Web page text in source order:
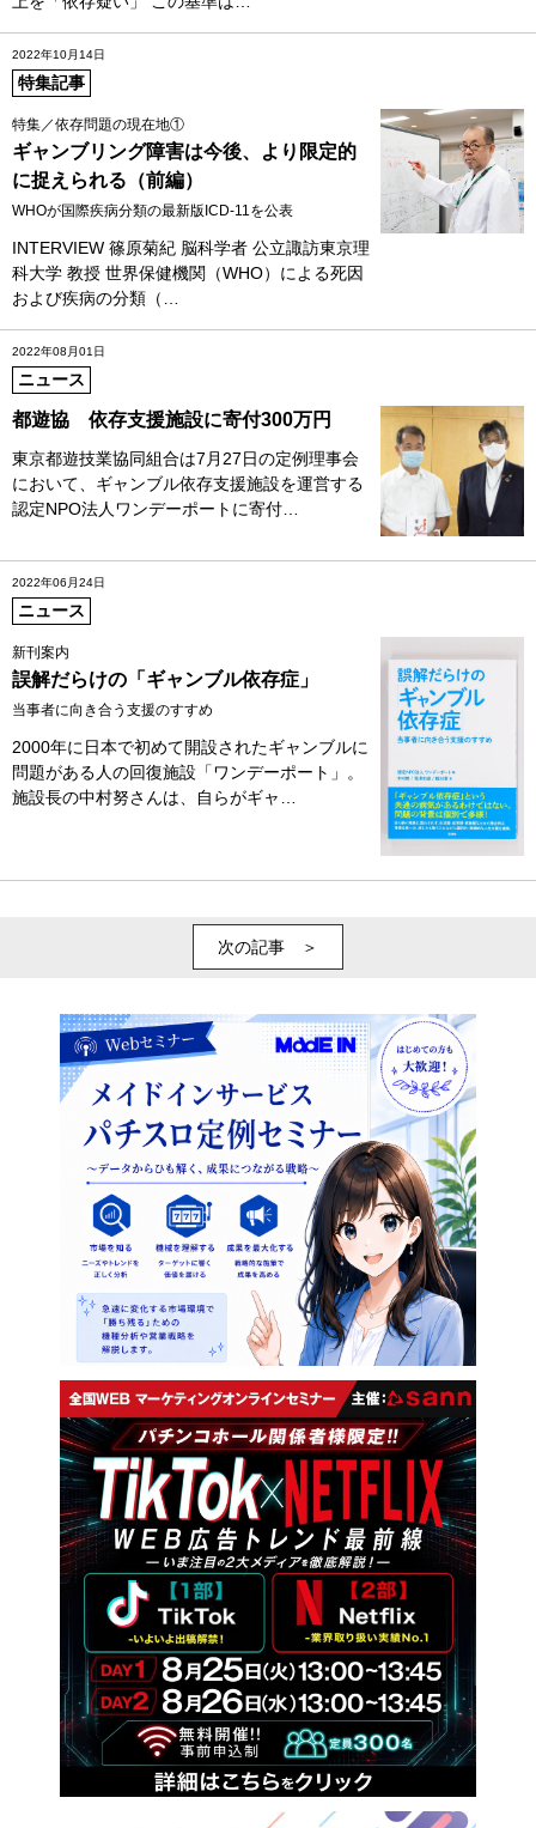
2022年10月14日
特集記事
特集／依存問題の現在地①
ギャンブリング障害は今後、より限定的
に捉えられる（前編）
WHOが国際疾病分類の最新版ICD‐11を公表
INTERVIEW 篠原菊紀 脳科学者 公立諏訪東京理
科大学 教授 世界保健機関（WHO）による死因
および疾病の分類（…
2022年08月01日
ニュース
都遊協 依存支援施設に寄付300万円
東京都遊技業協同組合は7月27日の定例理事会
において、ギャンブル依存支援施設を運営する
認定NPO法人ワンデーポートに寄付…
2022年06月24日
ニュース
新刊案内
誤解だらけの「ギャンブル依存症」
当事者に向き合う支援のすすめ
2000年に日本で初めて開設されたギャンブルに
問題がある人の回復施設「ワンデーポート」。
施設長の中村努さんは、自らがギャ…
次の記事 ＞